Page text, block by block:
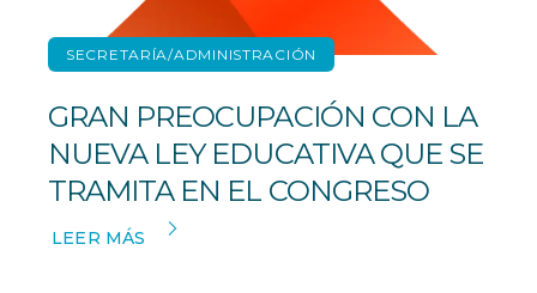
SECRETARÍA/ADMINISTRACIÓN
GRAN PREOCUPACIÓN CON LA
NUEVA LEY EDUCATIVA QUE SE
TRAMITA EN EL CONGRESO
LEER MÁS